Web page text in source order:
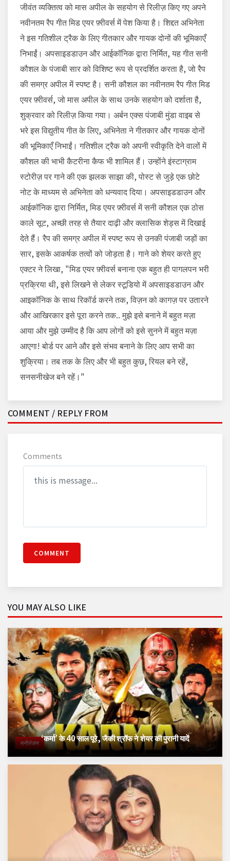
जीवंत व्यक्तित्व को मास अपील के सहयोग से रिलीज़ किए गए अपने
नवीनतम रैप गीत मिड एयर फ़्रीवर्स में पेश किया है। शिद्दत अभिनेता
ने इस गतिशील ट्रैक के लिए गीतकार और गायक दोनों की भूमिकाएँ
निभाईं। अपसाइडडाउन और आईकॉनिक द्वारा निर्मित, यह गीत सनी
कौशल के पंजाबी सार को विशिष्ट रूप से प्रदर्शित करता है, जो रैप
की समग्र अपील में स्पष्ट है। सनी कौशल का नवीनतम रैप गीत मिड
एयर फ़्रीवर्स, जो मास अपील के साथ उनके सहयोग को दर्शाता है,
शुक्रवार को रिलीज़ किया गया। अर्बन एक्स पंजाबी मुंडा वाइब से
भरे इस विद्युतीय गीत के लिए, अभिनेता ने गीतकार और गायक दोनों
की भूमिकाएँ निभाईं। गतिशील ट्रैक को अपनी स्वीकृति देने वालों में
कौशल की भाभी कैटरीना कैफ भी शामिल हैं। उन्होंने इंस्टाग्राम
स्टोरीज़ पर गाने की एक झलक साझा की, पोस्ट से जुड़े एक छोटे
नोट के माध्यम से अभिनेता को धन्यवाद दिया। अपसाइडडाउन और
आईकॉनिक द्वारा निर्मित, मिड एयर फ़्रीवर्स में सनी कौशल एक ठोस
काले सूट, अच्छी तरह से तैयार दाढ़ी और क्लासिक शेड्स में दिखाई
देते हैं। रैप की समग्र अपील में स्पष्ट रूप से उनकी पंजाबी जड़ों का
सार, इसके आकर्षक तत्वों को जोड़ता है। गाने को शेयर करते हुए
एक्टर ने लिखा, "मिड एयर फ़्रीवर्स बनाना एक बहुत ही पागलपन भरी
प्रक्रिया थी, इसे लिखने से लेकर स्टूडियो में अपसाइडडाउन और
आइकॉनिक के साथ रिकॉर्ड करने तक, विज़न को कागज़ पर उतारने
और आखिरकार इसे पूरा करने तक.. मुझे इसे बनाने में बहुत मज़ा
आया और मुझे उम्मीद है कि आप लोगों को इसे सुनने में बहुत मज़ा
आएगा! बोर्ड पर आने और इसे संभव बनाने के लिए आप सभी का
शुक्रिया। तब तक के लिए और भी बहुत कुछ, रियल बने रहें,
सनसनीखेज बने रहें।"
COMMENT / REPLY FROM
Comments
COMMENT
YOU MAY ALSO LIKE
मनोरंजन ‘कर्मा’ के 40 साल पूरे, जैकी श्रॉफ ने शेयर की पुरानी यादें